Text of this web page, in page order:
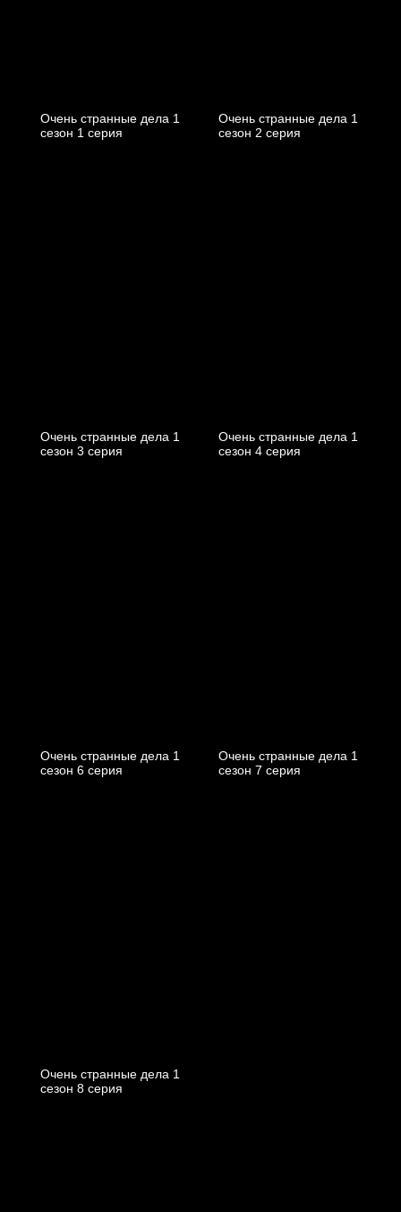
Очень странные дела 1
cезон 1 cерия
Очень странные дела 1
cезон 2 cерия
Очень странные дела 1
cезон 3 cерия
Очень странные дела 1
cезон 4 cерия
Очень странные дела 1
cезон 6 cерия
Очень странные дела 1
cезон 7 cерия
Очень странные дела 1
cезон 8 cерия